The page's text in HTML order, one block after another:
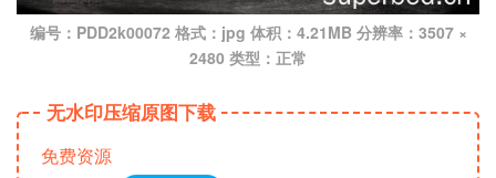
编号：PDD2k00072 格式：jpg 体积：4.21MB 分辨率：3507 ×
2480 类型：正常
无水印压缩原图下载
免费资源